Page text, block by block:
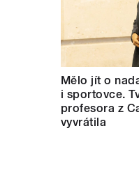
Mělo jít o
i sportovce.
profesora z
vyvrátila